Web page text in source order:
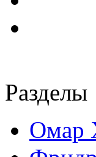
Разделы
Омар